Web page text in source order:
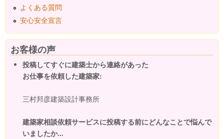
よくある質問
安心安全宣言
お客様の声
投稿してすぐに建築士から連絡があった
お仕事を依頼した建築家:
三村邦彦建築設計事務所
建築家相談依頼サービスに投稿する前にどんなことで悩んで
いましたか...